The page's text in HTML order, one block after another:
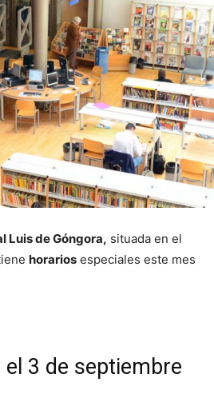
Luis de Góngora, situada en el
horarios especiales este mes
el 3 de septiembre